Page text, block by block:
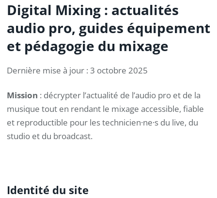
Digital Mixing : actualités
audio pro, guides équipement
et pédagogie du mixage
Dernière mise à jour : 3 octobre 2025
Mission : décrypter l’actualité de l’audio pro et de la
musique tout en rendant le mixage accessible, fiable
et reproductible pour les technicien·ne·s du live, du
studio et du broadcast.
Identité du site